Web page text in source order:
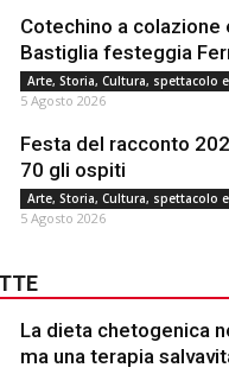
Cotechino a colazione
Bastiglia festeggia
Arte, Storia, Cultura, spettacolo
5 Agosto 2026
Festa del racconto
70 gli ospiti
Arte, Storia, Cultura, spettacolo
5 Agosto 2026
La dieta chetogenica
ma una terapia